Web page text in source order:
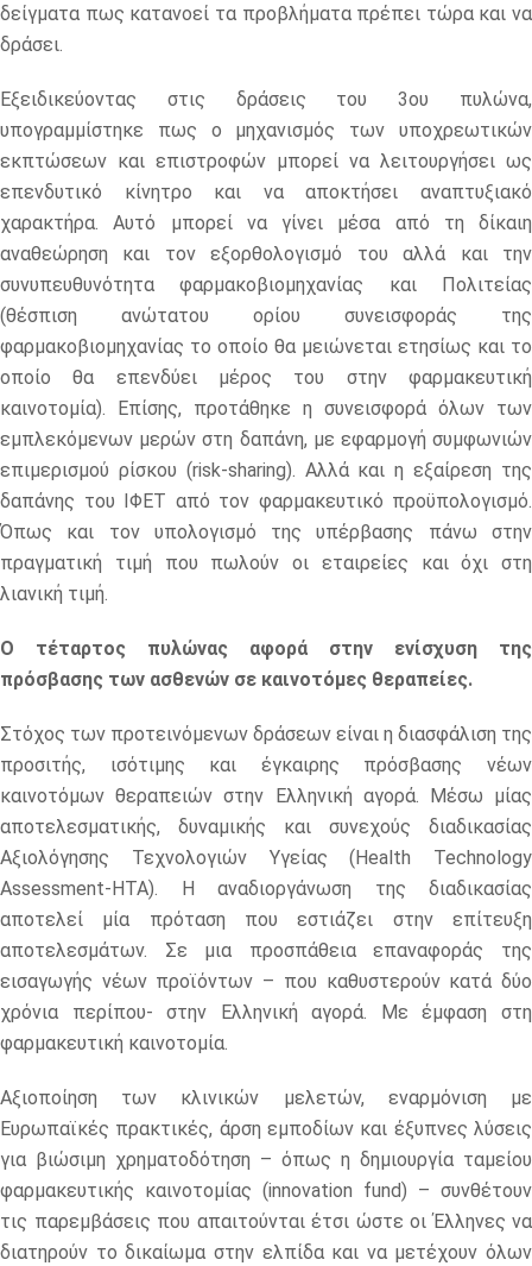
δείγματα πως κατανοεί τα προβλήματα πρέπει τώρα και να
δράσει.
Εξειδικεύοντας στις δράσεις του 3ου πυλώνα,
υπογραμμίστηκε πως ο μηχανισμός των υποχρεωτικών
εκπτώσεων και επιστροφών μπορεί να λειτουργήσει ως
επενδυτικό κίνητρο και να αποκτήσει αναπτυξιακό
χαρακτήρα. Αυτό μπορεί να γίνει μέσα από τη δίκαιη
αναθεώρηση και τον εξορθολογισμό του αλλά και την
συνυπευθυνότητα φαρμακοβιομηχανίας και Πολιτείας
(θέσπιση ανώτατου ορίου συνεισφοράς της
φαρμακοβιομηχανίας το οποίο θα μειώνεται ετησίως και το
οποίο θα επενδύει μέρος του στην φαρμακευτική
καινοτομία). Επίσης, προτάθηκε η συνεισφορά όλων των
εμπλεκόμενων μερών στη δαπάνη, με εφαρμογή συμφωνιών
επιμερισμού ρίσκου (risk-sharing). Αλλά και η εξαίρεση της
δαπάνης του ΙΦΕΤ από τον φαρμακευτικό προϋπολογισμό.
Όπως και τον υπολογισμό της υπέρβασης πάνω στην
πραγματική τιμή που πωλούν οι εταιρείες και όχι στη
λιανική τιμή.
Ο τέταρτος πυλώνας αφορά στην ενίσχυση της
πρόσβασης των ασθενών σε καινοτόμες θεραπείες.
Στόχος των προτεινόμενων δράσεων είναι η διασφάλιση της
προσιτής, ισότιμης και έγκαιρης πρόσβασης νέων
καινοτόμων θεραπειών στην Ελληνική αγορά. Μέσω μίας
αποτελεσματικής, δυναμικής και συνεχούς διαδικασίας
Αξιολόγησης Τεχνολογιών Υγείας (Health Technology
Assessment-HTA). Η αναδιοργάνωση της διαδικασίας
αποτελεί μία πρόταση που εστιάζει στην επίτευξη
αποτελεσμάτων. Σε μια προσπάθεια επαναφοράς της
εισαγωγής νέων προϊόντων – που καθυστερούν κατά δύο
χρόνια περίπου- στην Ελληνική αγορά. Με έμφαση στη
φαρμακευτική καινοτομία.
Αξιοποίηση των κλινικών μελετών, εναρμόνιση με
Ευρωπαϊκές πρακτικές, άρση εμποδίων και έξυπνες λύσεις
για βιώσιμη χρηματοδότηση – όπως η δημιουργία ταμείου
φαρμακευτικής καινοτομίας (innovation fund) – συνθέτουν
τις παρεμβάσεις που απαιτούνται έτσι ώστε οι Έλληνες να
διατηρούν το δικαίωμα στην ελπίδα και να μετέχουν όλων